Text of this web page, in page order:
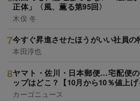
正体」〈風、薫る第95回〉
木俣 冬
今すぐ昇進させたほうがいい社員の
本田淳也
ヤマト・佐川・日本郵便…宅配便
ップはどこ？【10月から10％値上げ
カーゴニュース